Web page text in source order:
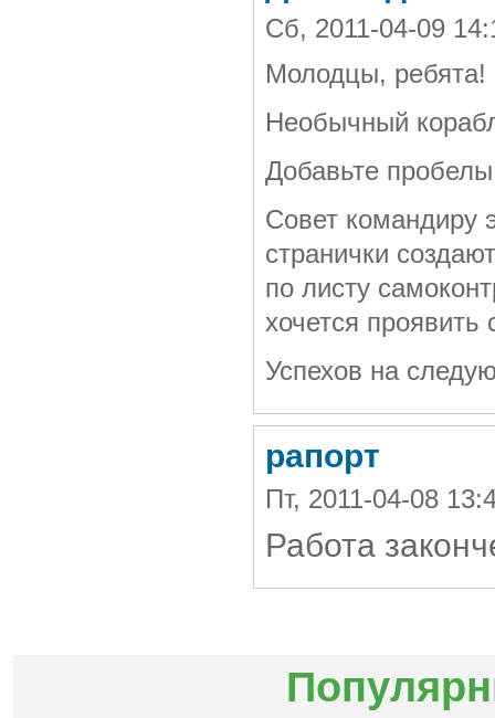
Сб, 2011-04-09
Молодцы, ребята!
Необычный
Добавьте
Совет командиру
странички
по листу
хочется проявить
Успехов на
рапорт
Пт, 2011-04-08
Работа